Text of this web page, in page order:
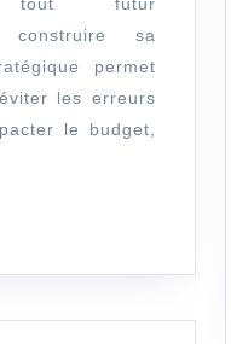
construire sa
permet
les erreurs
le budget,